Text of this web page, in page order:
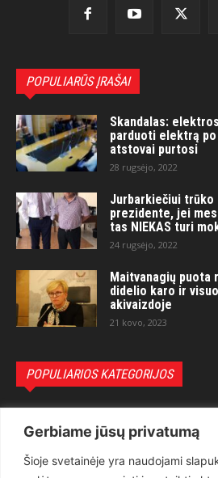
Gerbiame jūsų privatumą
Šioje svetainėje yra naudojami
POPULIARŪS ĮRAŠAI
Skandalas:
parduoti elektrą
atstovai purtosi
28 rugsėjo, 2022
Jurbarkiečiui trūko
prezidente, jei mes
tas NIEKAS turi
24 rugsėjo, 2022
Maitvanagių puota
didelio karo ir
akivaizdoje
21 kovo, 2023
POPULIARIOS KATEGORIJOS
Teisėsauga